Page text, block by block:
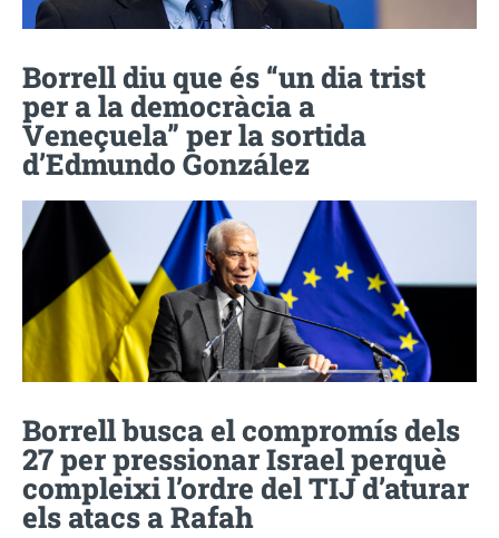
Borrell diu que és “un dia trist
per a la democràcia a
Veneçuela” per la sortida
d’Edmundo González
Borrell busca el compromís dels
27 per pressionar Israel perquè
compleixi l’ordre del TIJ d’aturar
els atacs a Rafah